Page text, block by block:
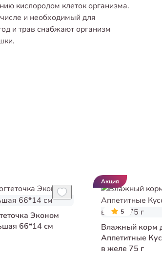
кислородом клеток организма.
и необходимый для
и трав снабжают организм
Эконом
66*14 см
Акция
5
Влажный корм
Аппетитные
в желе 75 г